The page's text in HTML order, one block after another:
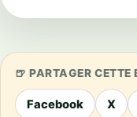
PARTAGER CETTE
Facebook X